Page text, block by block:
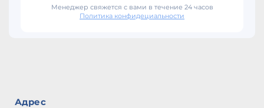
Менеджер свяжется с вами в течение 24 часов
Политика конфидециальности
Адрес